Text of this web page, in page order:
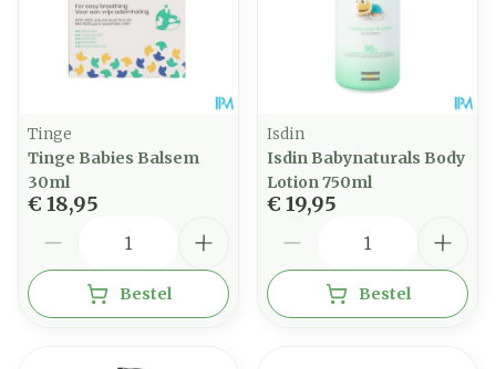
Tinge
Tinge Babies Balsem
30ml
€ 18,95
Bestel
Isdin
Isdin Babynaturals Body
Lotion 750ml
€ 19,95
Bestel